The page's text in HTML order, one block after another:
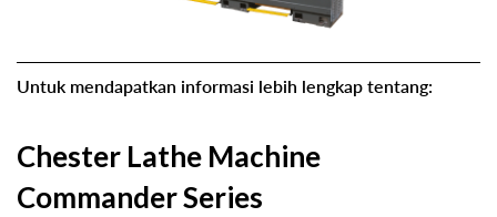
Untuk mendapatkan informasi lebih lengkap tentang:
Chester Lathe Machine
Commander Series